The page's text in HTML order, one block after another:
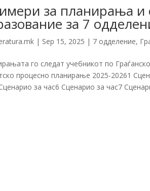
за планирања и
за 7
| Sep 15, 2025 | 7 одделение,
го следат учебникот по
процесно планирање 2025-20261
за час6 Сценарио за час7